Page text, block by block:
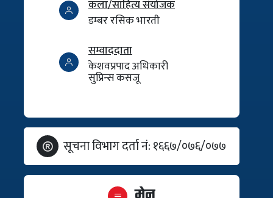
कला/साहित्य संयोजक
डम्बर रसिक भारती
सम्वाददाता
केशवप्रपाद अधिकारी
सुप्रिन्स कसजू
सूचना विभाग दर्ता नं: १६६७/०७६/०७७